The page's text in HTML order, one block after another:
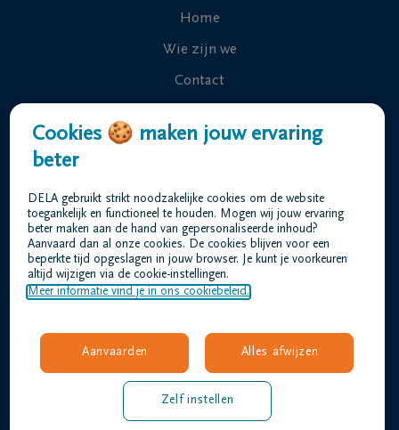
Home
Wie zijn we
Contact
Overlijdensberichten
Veelgestelde vragen
Gebruiksvoorwaarden
Privacyverklaring
Toegankelijkheidsverklaring
amez@dela.be
Cookies 🍪 maken jouw ervaring
beter
DELA gebruikt strikt noodzakelijke cookies om de website
toegankelijk en functioneel te houden. Mogen wij jouw ervaring
beter maken aan de hand van gepersonaliseerde inhoud?
Aanvaard dan al onze cookies. De cookies blijven voor een
beperkte tijd opgeslagen in jouw browser. Je kunt je voorkeuren
altijd wijzigen via de cookie-instellingen.
Meer informatie vind je in ons cookiebeleid.
Aanvaarden Alles afwijzen
Zelf instellen